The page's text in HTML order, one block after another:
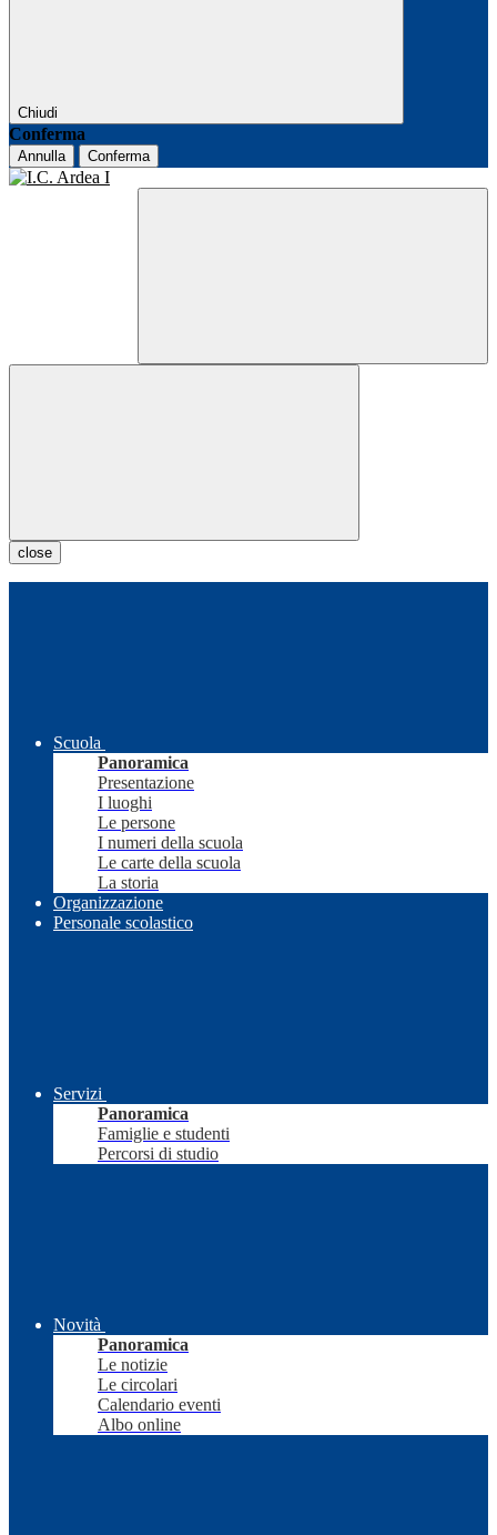
Chiudi
Conferma
Annulla Conferma
close
Scuola
Panoramica
Presentazione
I luoghi
Le persone
I numeri della scuola
Le carte della scuola
La storia
Organizzazione
Personale scolastico
Servizi
Panoramica
Famiglie e studenti
Percorsi di studio
Novità
Panoramica
Le notizie
Le circolari
Calendario eventi
Albo online